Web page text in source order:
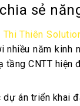
sẻ
Thi Thiên
nhiều năm
CNTT hiện
án triển khai